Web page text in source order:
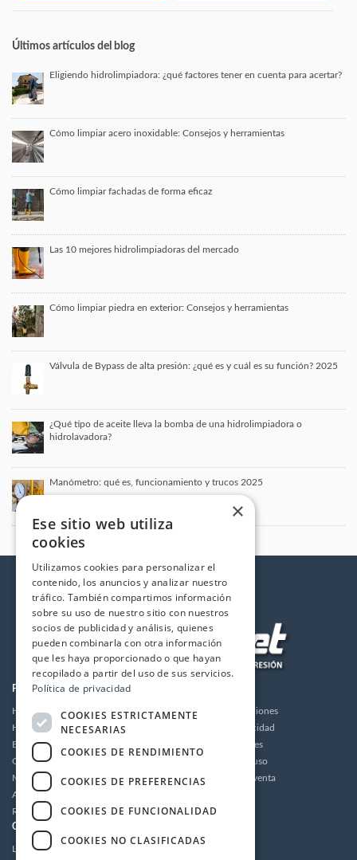
Últimos artículos del blog
Eligiendo hidrolimpiadora: ¿qué factores tener en cuenta para acertar?
Cómo limpiar acero inoxidable: Consejos y herramientas
Cómo limpiar fachadas de forma eficaz
Las 10 mejores hidrolimpiadoras del mercado
Cómo limpiar piedra en exterior: Consejos y herramientas
Válvula de Bypass de alta presión: ¿qué es y cuál es su función? 2025
¿Qué tipo de aceite lleva la bomba de una hidrolimpiadora o
hidrolavadora?
Manómetro: qué es, funcionamiento y trucos 2025
PRODUCTOS
Hidrolimpiadoras
Humidificación
Bombas de alta presión
Grupos motor bomba alta presión
Motores
Accesorios
Recambios / Repuestos
Envios y devoluciones
Política de privacidad
Política de cookies
Condiciones de uso
Condiciones de venta
CUENTA
Login
×
Ese sitio web utiliza
cookies
Utilizamos cookies para personalizar el
contenido, los anuncios y analizar nuestro
tráfico. También compartimos información
sobre su uso de nuestro sitio con nuestros
socios de publicidad y análisis, quienes
pueden combinarla con otra información
que les haya proporcionado o que hayan
recopilado a partir del uso de sus servicios.
Política de privacidad
COOKIES ESTRICTAMENTE
NECESARIAS
COOKIES DE RENDIMIENTO
COOKIES DE PREFERENCIAS
COOKIES DE FUNCIONALIDAD
COOKIES NO CLASIFICADAS